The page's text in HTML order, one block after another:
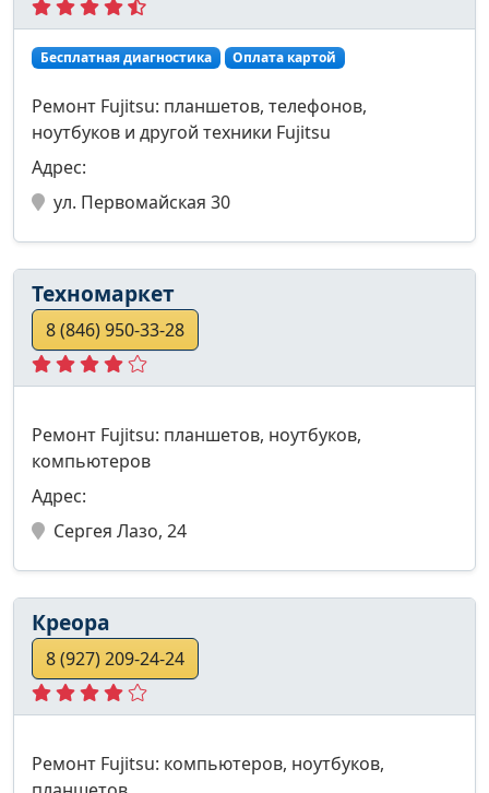
Бесплатная диагностика Оплата картой
Ремонт Fujitsu: планшетов, телефонов,
ноутбуков и другой техники Fujitsu
Адрес:
ул. Первомайская 30
Техномаркет
8 (846) 950-33-28
Ремонт Fujitsu: планшетов, ноутбуков,
компьютеров
Адрес:
Сергея Лазо, 24
Креора
8 (927) 209-24-24
Ремонт Fujitsu: компьютеров, ноутбуков,